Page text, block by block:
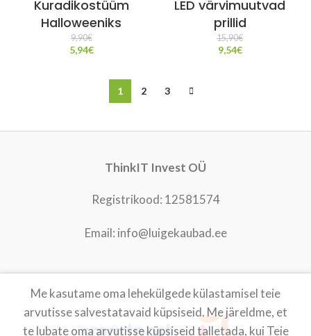
Kuradikostüüm
Halloweeniks
9,90€
5,94€
LED värvimuutvad
prillid
15,90€
9,54€
1 2 3
ThinkIT Invest OÜ
Registrikood: 12581574
Email: info@luigekaubad.ee
LUIGEKAUBAD 2021
Me kasutame oma lehekülgede külastamisel teie
arvutisse salvestatavaid küpsiseid. Me järeldme, et
te lubate oma arvutisse küpsiseid talletada, kui Teie